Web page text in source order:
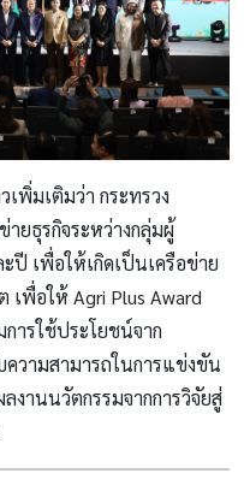
พิ่มเติมว่า กระทรวง
ยธุรกิจระหว่างกลุ่มผู้
ปี เพื่อให้เกิดเป็นเครือข่าย
พื่อให้ Agri Plus Award
ารใช้ประโยชน์จาก
วามสามารถในการแข่งขัน
งานนวัตกรรมจากการวิจัยสู่